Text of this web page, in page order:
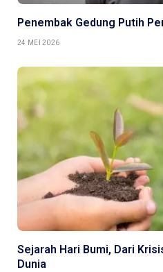
Penembak Gedung Putih
24 MEI 2026
Sejarah Hari Bumi, Dari
Dunia